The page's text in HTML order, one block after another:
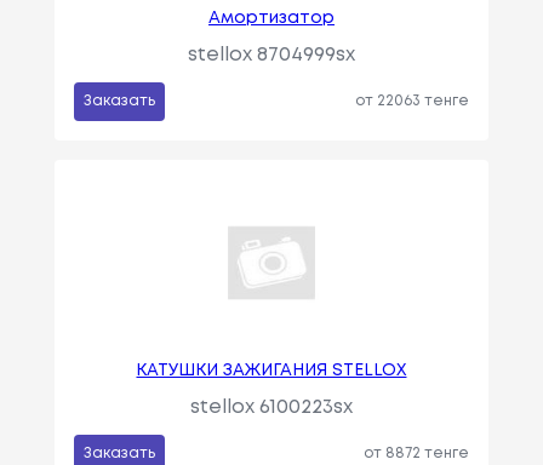
Амортизатор
stellox 8704999sx
Заказать от 22063 тенге
КАТУШКИ ЗАЖИГАНИЯ STELLOX
stellox 6100223sx
Заказать от 8872 тенге